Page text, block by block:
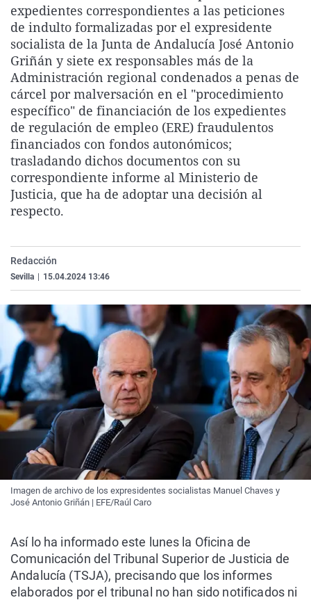
La rosa de los vientos
Gente viajera
Como el perro y el
Caso
Retornados
Equipo de
Operación Viuda
Extremadura
Galicia
La Rioja
Navarra
País Vasco
Virales
Televisión
Elecciones
expedientes correspondientes a las peticiones
de indulto formalizadas por el expresidente
socialista de la Junta de Andalucía José Antonio
Griñán y siete ex responsables más de la
Administración regional condenados a penas de
cárcel por malversación en el "procedimiento
específico" de financiación de los expedientes
de regulación de empleo (ERE) fraudulentos
financiados con fondos autonómicos;
trasladando dichos documentos con su
correspondiente informe al Ministerio de
Justicia, que ha de adoptar una decisión al
respecto.
Redacción
Sevilla 15.04.2024 13:46
Imagen de archivo de los expresidentes socialistas Manuel Chaves y
José Antonio Griñán | EFE/Raúl Caro
Así lo ha informado este lunes la Oficina de
Comunicación del Tribunal Superior de Justicia de
Andalucía (TSJA), precisando que los informes
elaborados por el tribunal no han sido notificados ni